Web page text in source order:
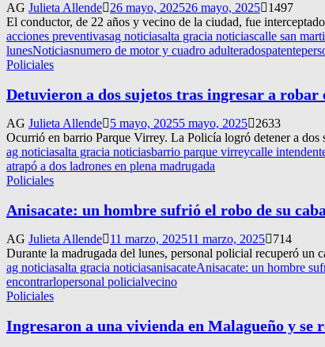
AG Julieta Allende 26 mayo, 202526 mayo, 2025
1497
El conductor, de 22 años y vecino de la ciudad, fue
acciones preventivasag noticiasalta gracia noticiascalle san
lunesNoticiasnumero de motor y cuadro adulteradospatente
Policiales
Detuvieron a dos sujetos tras ingresar a robar
AG Julieta Allende 5 mayo, 20255 mayo, 2025
2633
Ocurrió en barrio Parque Virrey. La Policía logró detener a dos
ag noticiasalta gracia noticiasbarrio parque virreycalle
atrapó a dos ladrones en plena madrugada
Policiales
Anisacate: un hombre sufrió el robo de su
AG Julieta Allende 11 marzo, 202511 marzo, 2025
714
Durante la madrugada del lunes, personal policial recuperó
ag noticiasalta gracia noticiasanisacateAnisacate: un hombre
encontrarlopersonal policialvecino
Policiales
Ingresaron a una vivienda en Malagueño y